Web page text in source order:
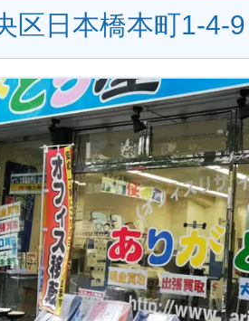
区日本橋本町1-4-9